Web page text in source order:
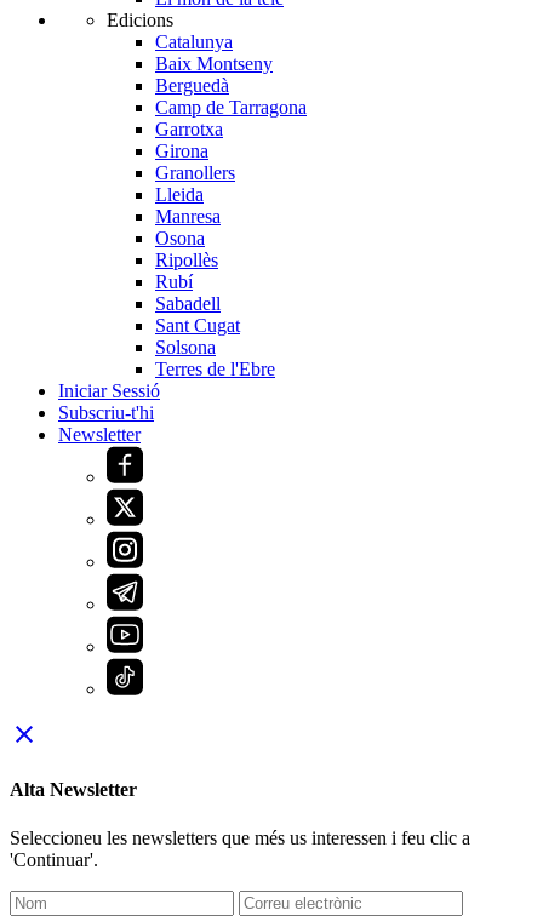
Edicions
Catalunya
Baix Montseny
Berguedà
Camp de Tarragona
Garrotxa
Girona
Granollers
Lleida
Manresa
Osona
Ripollès
Rubí
Sabadell
Sant Cugat
Solsona
Terres de l'Ebre
Iniciar Sessió
Subscriu-t'hi
Newsletter
close
Alta Newsletter
Seleccioneu les newsletters que més us interessen i feu clic a
'Continuar'.